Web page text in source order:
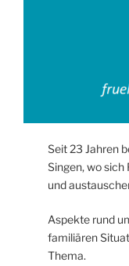
Seit 23 Jahren
Singen, wo
und
Aspekte rund
familiären
Thema.